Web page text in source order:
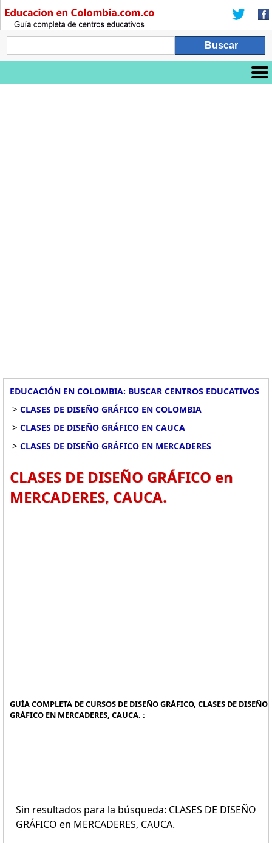
EDUCACIÓN EN COLOMBIA: BUSCAR CENTROS EDUCATIVOS
> CLASES DE DISEÑO GRÁFICO EN COLOMBIA
> CLASES DE DISEÑO GRÁFICO EN CAUCA
> CLASES DE DISEÑO GRÁFICO EN MERCADERES
CLASES DE DISEÑO GRÁFICO en
MERCADERES, CAUCA.
GUÍA COMPLETA DE CURSOS DE DISEÑO GRÁFICO, CLASES DE DISEÑO
GRÁFICO EN MERCADERES, CAUCA. :
Sin resultados para la búsqueda: CLASES DE DISEÑO
GRÁFICO en MERCADERES, CAUCA.